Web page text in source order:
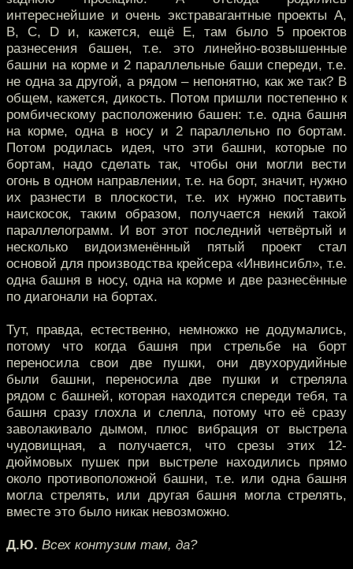
интереснейшие и очень экстравагантные проекты А,
В, С, D и, кажется, ещё Е, там было 5 проектов
разнесения башен, т.е. это линейно-возвышенные
башни на корме и 2 параллельные баши спереди, т.е.
не одна за другой, а рядом – непонятно, как же так? В
общем, кажется, дикость. Потом пришли постепенно к
ромбическому расположению башен: т.е. одна башня
на корме, одна в носу и 2 параллельно по бортам.
Потом родилась идея, что эти башни, которые по
бортам, надо сделать так, чтобы они могли вести
огонь в одном направлении, т.е. на борт, значит, нужно
их разнести в плоскости, т.е. их нужно поставить
наискосок, таким образом, получается некий такой
параллелограмм. И вот этот последний четвёртый и
несколько видоизменённый пятый проект стал
основой для производства крейсера «Инвинсибл», т.е.
одна башня в носу, одна на корме и две разнесённые
по диагонали на бортах.
Тут, правда, естественно, немножко не додумались,
потому что когда башня при стрельбе на борт
переносила свои две пушки, они двухорудийные
были башни, переносила две пушки и стреляла
рядом с башней, которая находится спереди тебя, та
башня сразу глохла и слепла, потому что её сразу
заволакивало дымом, плюс вибрация от выстрела
чудовищная, а получается, что срезы этих 12-
дюймовых пушек при выстреле находились прямо
около противоположной башни, т.е. или одна башня
могла стрелять, или другая башня могла стрелять,
вместе это было никак невозможно.
Д.Ю. Всех контузим там, да?